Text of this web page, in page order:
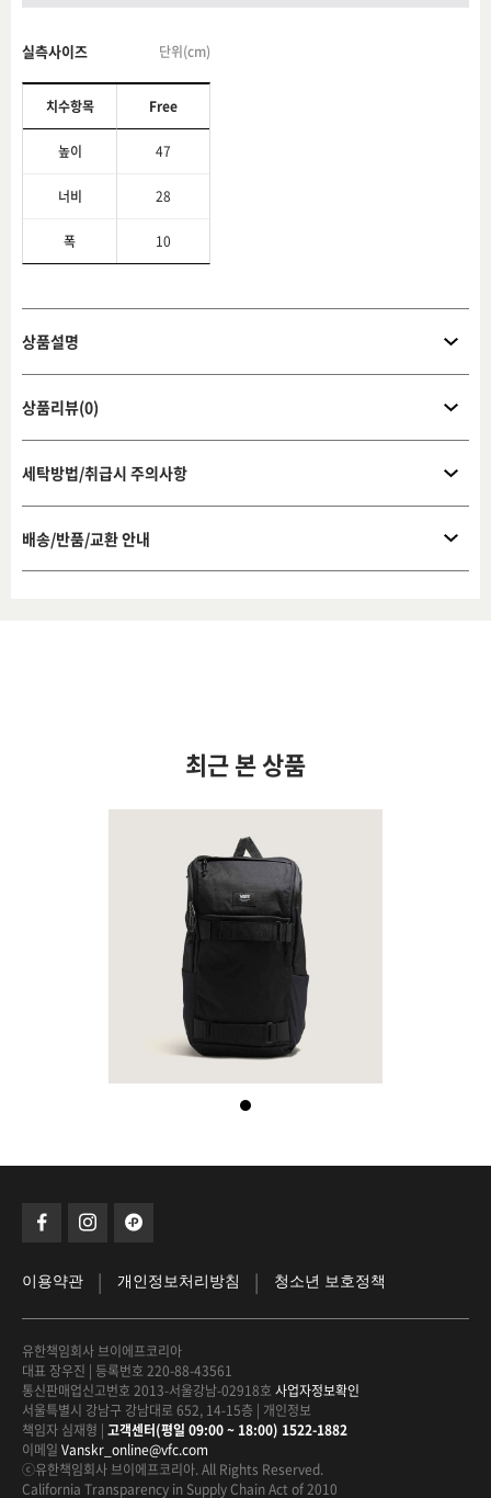
실측사이즈 단위(cm)
치수항목 Free
높이 47
너비 28
폭 10
상품설명
상품리뷰(0)
세탁방법/취급시 주의사항
배송/반품/교환 안내
최근 본 상품
이용약관 | 개인정보처리방침 | 청소년 보호정책
유한책임회사 브이에프코리아
대표 장우진 | 등록번호 220-88-43561
통신판매업신고번호 2013-서울강남-02918호 사업자정보확인
서울특별시 강남구 강남대로 652, 14-15층 | 개인정보
책임자 심재형 | 고객센터(평일 09:00 ~ 18:00) 1522-1882
이메일 Vanskr_online@vfc.com
ⓒ유한책임회사 브이에프코리아. All Rights Reserved.
California Transparency in Supply Chain Act of 2010